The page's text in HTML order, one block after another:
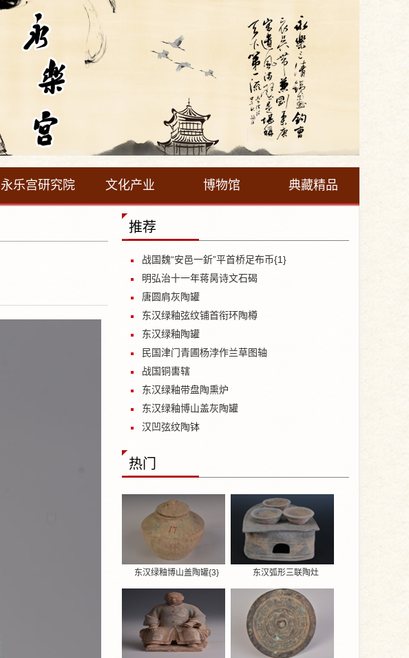
永乐宫研究院 文化产业 博物馆 典藏精品
推荐
战国魏“安邑一釿”平首桥足布币{1}
明弘治十一年蒋昺诗文石碣
唐圆肩灰陶罐
东汉绿釉弦纹铺首衔环陶樽
东汉绿釉陶罐
民国津门青圃杨浡作兰草图轴
战国铜軎辖
东汉绿釉带盘陶熏炉
东汉绿釉博山盖灰陶罐
汉凹弦纹陶钵
热门
东汉绿釉博山盖陶罐{3} 东汉弧形三联陶灶